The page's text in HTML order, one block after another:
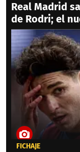
Real Madrid
de Rodri; el
FICHAJE